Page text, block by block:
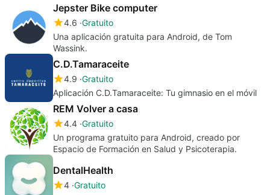
Jepster Bike computer
4.6 Gratuito
Una aplicación gratuita para Android, de Tom
Wassink.
C.D.Tamaraceite
4.9 Gratuito
Aplicación C.D.Tamaraceite: Tu gimnasio en el móvil
REM Volver a casa
4.4 Gratuito
Un programa gratuito para Android, creado por
Espacio de Formación en Salud y Psicoterapia.
DentalHealth
4 Gratuito